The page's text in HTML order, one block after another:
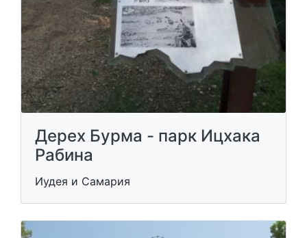
Дерех Бурма - парк Ицхака
Рабина
Иудея и Самария